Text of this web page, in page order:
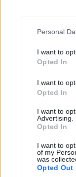
Personal
I want to
Opted In
I want to
Opted In
I want to
Advertising.
Opted In
I want to
of my
was
Opted Out
„Nie
prokuratury ws.
Krzysztof Jabłonowski
23.04.2026
Kraj